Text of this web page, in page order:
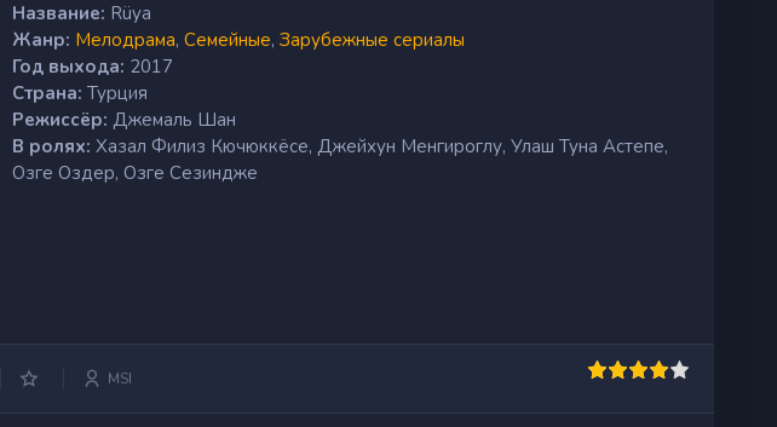
Название: Rüya
Жанр: Мелодрама, Семейные, Зарубежные сериалы
Год выхода: 2017
Страна: Турция
Режиссёр: Джемаль Шан
В ролях: Хазал Филиз Кючюккёсе, Джейхун Менгироглу, Улаш Туна Астепе,
Озге Оздер, Озге Сезиндже
MSI